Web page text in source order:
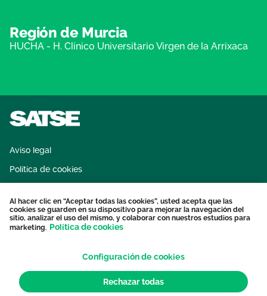
Región de Murcia
HUCHA - H. Clínico Universitario Virgen de la Arrixaca
Aviso legal
Política de cookies
Protección datos personales
Contacto
Al hacer clic en “Aceptar todas las cookies”, usted acepta que las
cookies se guarden en su dispositivo para mejorar la navegación del
sitio, analizar el uso del mismo, y colaborar con nuestros estudios para
marketing. Política de cookies
Configuración de cookies
Rechazar todas